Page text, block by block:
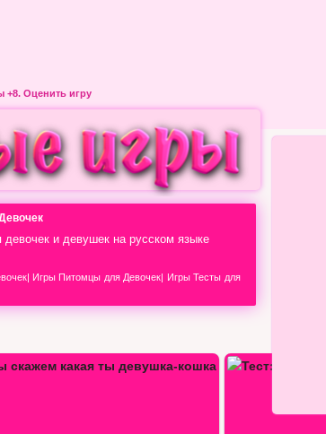
+8. Оценить игру
девочек и девушек на русском языке
| Игры Питомцы для Девочек| Игры Тесты для
Кто ты кошка или собака